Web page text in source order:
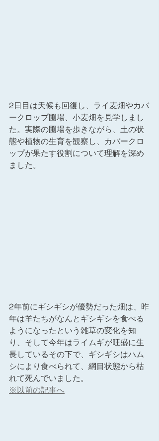
2日目は天候も回復し、ライ麦畑やカバ
ークロップ圃場、小麦畑を見学しまし
た。実際の圃場を歩きながら、土の状
態や植物の生育を観察し、カバークロ
ップが果たす役割について理解を深め
ました。
2年前にギシギシが優勢だった畑は、昨
年は羊たちがなんとギシギシを食べる
ようになったという雑草の変化を知
り、そして今年はライムギが旺盛に生
長しているその下で、ギシギシはハム
シにより食べられて、網目状態から枯
れて死んでいました。
※以前の記事へ